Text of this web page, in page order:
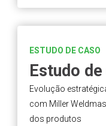
ESTUDO DE CASO
Estudo
Evolução
com Miller
dos produtos